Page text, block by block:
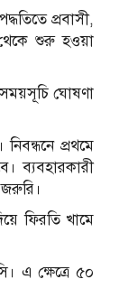
প্রবাসী,
শুরু হওয়া
সময়সূচি ঘোষণা
প্রথমে
ব্যবহারকারী
ফিরতি খামে
এ ক্ষেত্রে ৫০